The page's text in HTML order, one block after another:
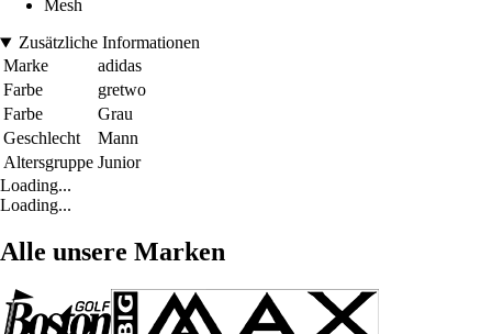
Mesh
Zusätzliche Informationen
Marke
adidas
Farbe
gretwo
Farbe
Grau
Geschlecht
Mann
Altersgruppe Junior
Loading...
Loading...
Alle unsere Marken